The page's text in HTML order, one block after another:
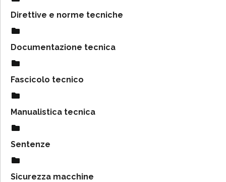
Direttive e norme tecniche
Documentazione tecnica
Fascicolo tecnico
Manualistica tecnica
Sentenze
Sicurezza macchine